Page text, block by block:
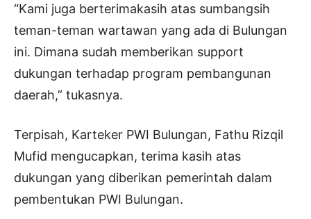
“Kami juga berterimakasih atas sumbangsih
teman-teman wartawan yang ada di Bulungan
ini. Dimana sudah memberikan support
dukungan terhadap program pembangunan
daerah,” tukasnya.
Terpisah, Karteker PWI Bulungan, Fathu Rizqil
Mufid mengucapkan, terima kasih atas
dukungan yang diberikan pemerintah dalam
pembentukan PWI Bulungan.